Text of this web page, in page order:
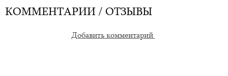
КОММЕНТАРИИ / ОТЗЫВЫ
Добавить комментарий